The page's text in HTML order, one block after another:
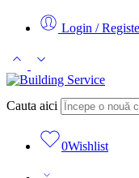
Login /
Cauta aici
0Wishlist